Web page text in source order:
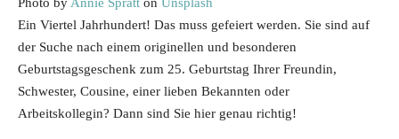
Ein Viertel Jahrhundert! Das muss gefeiert werden. Sie sind auf
der Suche nach einem originellen und besonderen
Geburtstagsgeschenk zum 25. Geburtstag Ihrer Freundin,
Schwester, Cousine, einer lieben Bekannten oder
Arbeitskollegin? Dann sind Sie hier genau richtig!